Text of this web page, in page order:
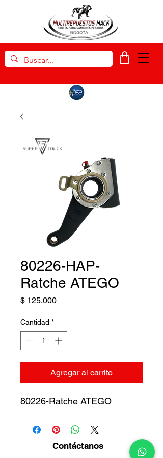
80226-HAP-
Ratche ATEGO
$ 125.000Precio
Cantidad *
Agregar al carrito
80226-Ratche ATEGO
Contáctanos